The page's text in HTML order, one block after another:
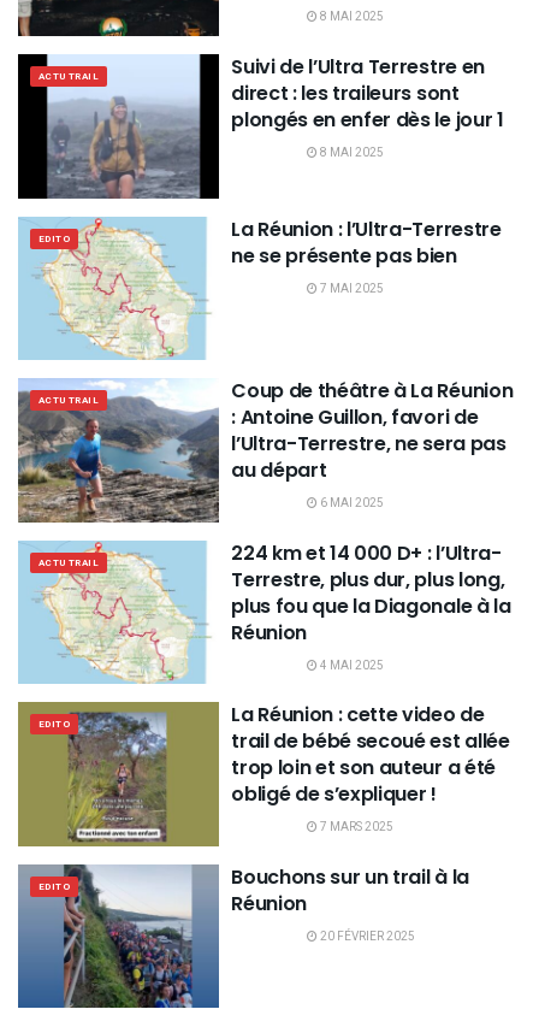
8 MAI 2025
ACTU TRAIL
Suivi de l’Ultra Terrestre en
direct : les traileurs sont
plongés en enfer dès le jour 1
8 MAI 2025
EDITO
La Réunion : l’Ultra-Terrestre
ne se présente pas bien
7 MAI 2025
ACTU TRAIL
Coup de théâtre à La Réunion
: Antoine Guillon, favori de
l’Ultra-Terrestre, ne sera pas
au départ
6 MAI 2025
ACTU TRAIL
224 km et 14 000 D+ : l’Ultra-
Terrestre, plus dur, plus long,
plus fou que la Diagonale à la
Réunion
4 MAI 2025
EDITO
La Réunion : cette video de
trail de bébé secoué est allée
trop loin et son auteur a été
obligé de s’expliquer !
7 MARS 2025
EDITO
Bouchons sur un trail à la
Réunion
20 FÉVRIER 2025